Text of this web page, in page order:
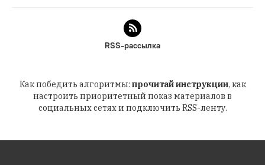
RSS-рассылка
Как победить алгоритмы: прочитай инструкции, как
настроить приоритетный показ материалов в
социальных сетях и подключить RSS-ленту.